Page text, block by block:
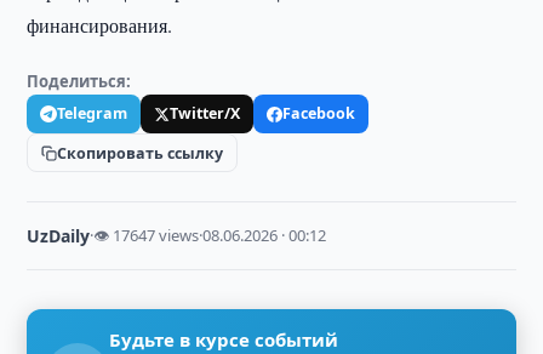
финансирования.
Поделиться:
Telegram Twitter/X
Facebook
Скопировать ссылку
UzDaily·👁 17647 views·08.06.2026 · 00:12
Будьте в курсе событий